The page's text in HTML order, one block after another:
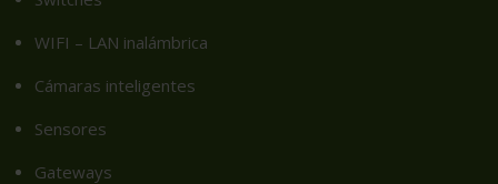
WIFI – LAN inalámbrica
Cámaras inteligentes
Sensores
Gateways